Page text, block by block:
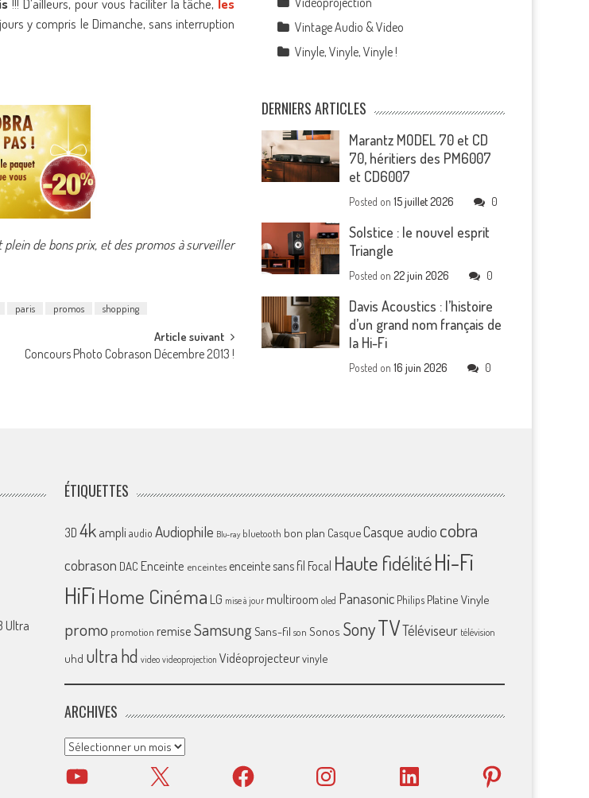
!!! D’ailleurs, pour vous faciliter la tâche, les
y compris le Dimanche, sans interruption
plein de bons prix, et des promos à surveiller
paris promos shopping
Article suivant
Concours Photo Cobrason Décembre 2013 !
Vintage Audio & Video
Vinyle, Vinyle, Vinyle !
DERNIERS ARTICLES
Marantz MODEL 70 et CD
70, héritiers des PM6007
et CD6007
Posted on15 juillet 2026 0
Solstice : le nouvel esprit
Triangle
Posted on22 juin 2026 0
Davis Acoustics : l’histoire
d’un grand nom français de
la Hi-Fi
Posted on16 juin 2026 0
Ultra
ÉTIQUETTES
3D 4k ampliaudio Audiophile Blu-ray bluetooth bon plan CasqueCasque audio cobra
cobrason DAC Enceinte enceintes enceinte sans fil Focal Haute fidélitéHi-Fi
HiFiHome Cinéma LG mise à jour multiroom oled Panasonic Philips Platine Vinyle
promo promotion remiseSamsungSans-fil son Sonos SonyTVTéléviseur télévision
uhd ultra hd video videoprojection Vidéoprojecteurvinyle
ARCHIVES
Archives
YouTube X Facebook Instagram LinkedIn Pinterest